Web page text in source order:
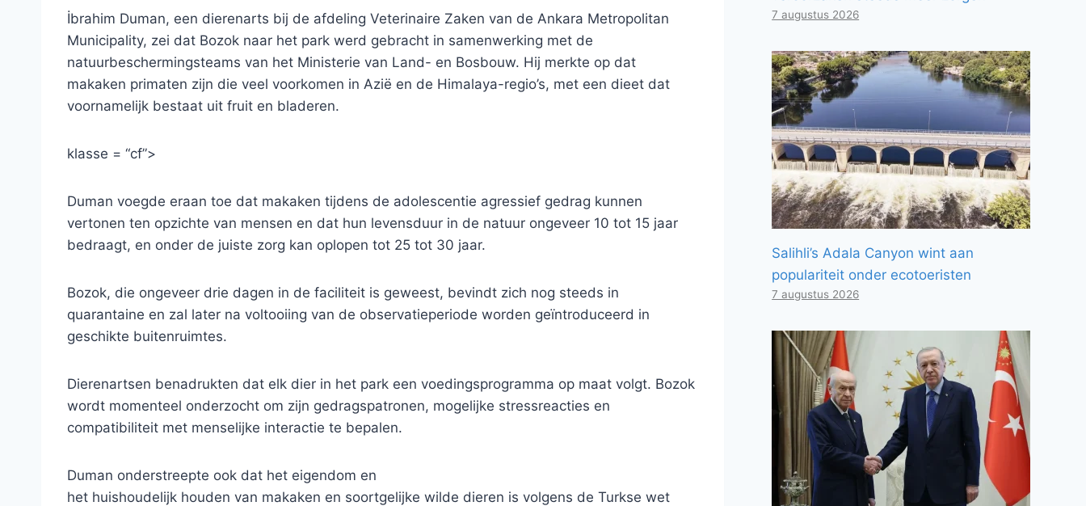
İbrahim Duman, een dierenarts bij de afdeling Veterinaire Zaken van de Ankara Metropolitan
Municipality, zei dat Bozok naar het park werd gebracht in samenwerking met de
natuurbeschermingsteams van het Ministerie van Land- en Bosbouw. Hij merkte op dat
makaken primaten zijn die veel voorkomen in Azië en de Himalaya-regio’s, met een dieet dat
voornamelijk bestaat uit fruit en bladeren.
klasse = “cf”>
Duman voegde eraan toe dat makaken tijdens de adolescentie agressief gedrag kunnen
vertonen ten opzichte van mensen en dat hun levensduur in de natuur ongeveer 10 tot 15 jaar
bedraagt, en onder de juiste zorg kan oplopen tot 25 tot 30 jaar.
Bozok, die ongeveer drie dagen in de faciliteit is geweest, bevindt zich nog steeds in
quarantaine en zal later na voltooiing van de observatieperiode worden geïntroduceerd in
geschikte buitenruimtes.
Dierenartsen benadrukten dat elk dier in het park een voedingsprogramma op maat volgt. Bozok
wordt momenteel onderzocht om zijn gedragspatronen, mogelijke stressreacties en
compatibiliteit met menselijke interactie te bepalen.
Duman onderstreepte ook dat het eigendom en
het huishoudelijk houden van makaken en soortgelijke wilde dieren is volgens de Turkse wet
7 augustus 2026
Salihli’s Adala Canyon wint aan
populariteit onder ecotoeristen
7 augustus 2026